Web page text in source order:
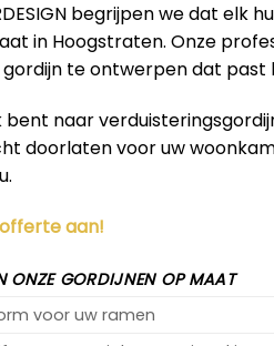
begrijpen we dat elk
in Hoogstraten. Onze
te ontwerpen dat past
bent naar
doorlaten voor uw
aan!
ONZE GORDIJNEN OP MAAT
voor uw ramen